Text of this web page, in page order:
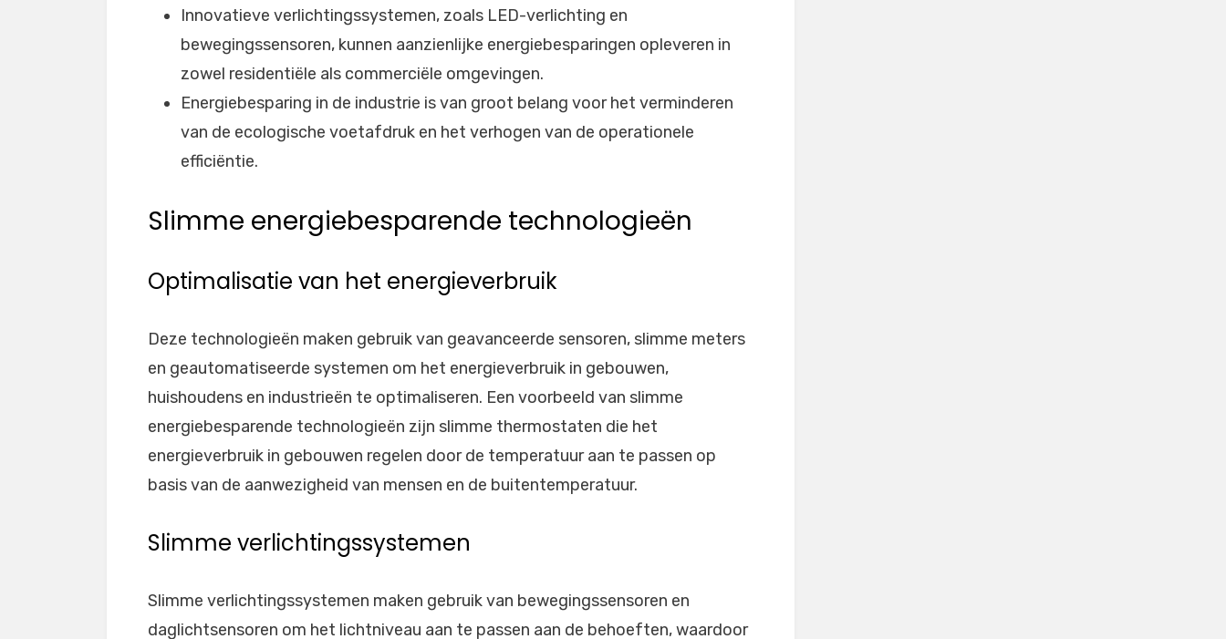
Innovatieve verlichtingssystemen, zoals LED-verlichting en
bewegingssensoren, kunnen aanzienlijke energiebesparingen opleveren in
zowel residentiële als commerciële omgevingen.
Energiebesparing in de industrie is van groot belang voor het verminderen
van de ecologische voetafdruk en het verhogen van de operationele
efficiëntie.
Slimme energiebesparende technologieën
Optimalisatie van het energieverbruik
Deze technologieën maken gebruik van geavanceerde sensoren, slimme meters
en geautomatiseerde systemen om het energieverbruik in gebouwen,
huishoudens en industrieën te optimaliseren. Een voorbeeld van slimme
energiebesparende technologieën zijn slimme thermostaten die het
energieverbruik in gebouwen regelen door de temperatuur aan te passen op
basis van de aanwezigheid van mensen en de buitentemperatuur.
Slimme verlichtingssystemen
Slimme verlichtingssystemen maken gebruik van bewegingssensoren en
daglichtsensoren om het lichtniveau aan te passen aan de behoeften, waardoor